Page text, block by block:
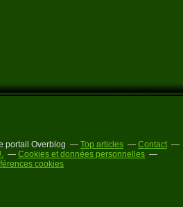
portail Overblog Top articles
Contact
Cookies et données personnelles
cookies